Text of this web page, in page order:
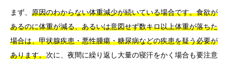
まず、 原因のわからない体重減少が続いている場合です。食欲が
あるのに体重が減る、あるいは意図せず数キロ以上体重が落ちた
場合は、甲状腺疾患・悪性腫瘍・糖尿病などの疾患を疑う必要が
あります。次に、夜間に繰り返し大量の寝汗をかく場合も要注意